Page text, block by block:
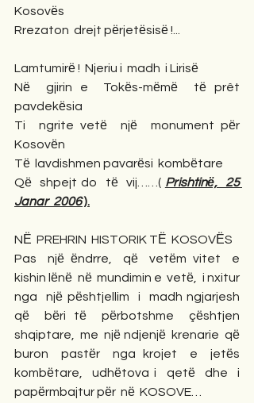
Kosovёs
Rrezaton  drejt pёrjetёsisё !...
Lamtumirё !  Njeriu i  madh  i Lirisё
Nё  gjirin e  Tokёs-mёmё  tё prêt
pavdekёsia
Ti  ngrite vetё  njё  monument pёr
Kosovёn
Tё  lavdishmen pavarёsi  kombёtare
Qё  shpejt do  tё  vij……( Prishtinё,  25
Janar  2006 ).
NЁ  PREHRIN  HISTORIK TЁ  KOSOVЁS
Pas  njё ёndrre,  qё  vetёm vitet  e
kishin lёnё  nё  mundimin e  vetё,  i nxitur
nga  njё pёshtjellim  i  madh ngjarjesh
qё  bёri tё  pёrbotshme  çёshtjen
shqiptare,  me  njё ndjenjё  krenarie  qё
buron  pastёr  nga krojet  e  jetёs
kombёtare,  udhёtova i  qetё  dhe  i
papёrmbajtur pёr  nё  KOSOVE…